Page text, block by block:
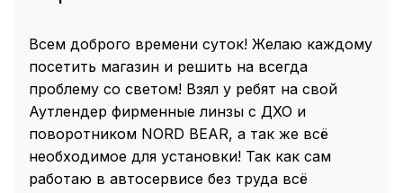
Всем доброго времени суток! Желаю каждому
посетить магазин и решить на всегда
проблему со светом! Взял у ребят на свой
Аутлендер фирменные линзы с ДХО и
поворотником NORD BEAR, а так же всё
необходимое для установки! Так как сам
работаю в автосервисе без труда всё